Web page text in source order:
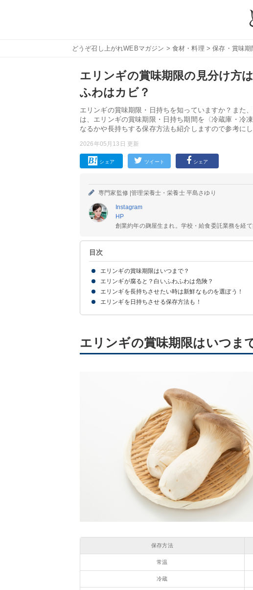
どうぞ召し上がれWEBマガジン > 食材・料理 >保存・賞味期
エリンギの賞味期限の見分け方
ふわはカビ？
エリンギの賞味期限・日持ちを知っていますか？また
は、エリンギの賞味期限・日持ち期間を〈冷蔵庫・冷
なるかや長持ちする保存方法も紹介しますので参考にし
2026年05月13日 更新
シェア ツイート シェア
専門家監修 |管理栄養士・栄養士 平島さゆり
Instagram
HP
創業約年の麹屋生まれ。学校・給食委託業務を経
目次
エリンギの賞味期限はいつまで？
【冷蔵】保存の賞味期限は1週間程度
【冷凍】保存の賞味期限は1ヶ月程度
【常温】保存は日持ちしない
【乾燥】保存の賞味期限は1ヶ月程度
エリンギが腐ると？白いふわふわは危険？
エリンギが傷み始めた時の特徴
エリンギが腐って食べられない場合の見分け方
エリンギを長持ちさせたい時は新鮮なものを選ぼう！
エリンギを日持ちさせる保存方法も！
エリンギの賞味期限はいつま
保存方法
常温
冷蔵